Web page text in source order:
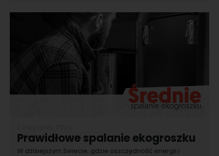
Prawidłowe spalanie ekogroszku
W dzisiejszym świecie, gdzie oszczędność energii i